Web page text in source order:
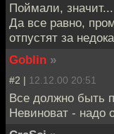
Поймали, значит...
Да все равно,
отпустят за
Goblin »
#2 | 12.12.00 20:51
Все должно быть
Невиноват - надо